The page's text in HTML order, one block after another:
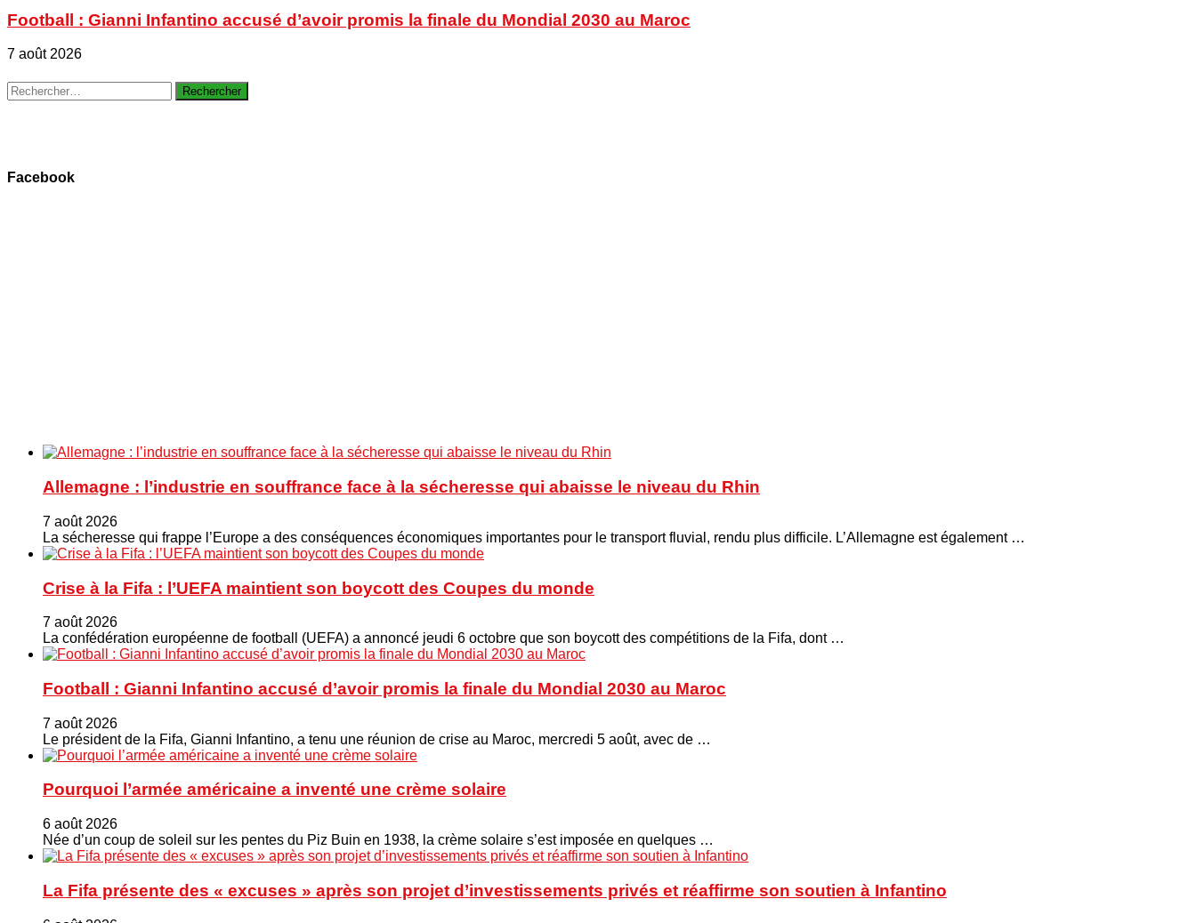
Football : Gianni Infantino accusé d’avoir promis la finale du Mondial 2030 au Maroc
7 août 2026
Rechercher :
Facebook
Allemagne : l’industrie en souffrance face à la sécheresse qui abaisse le niveau du Rhin
7 août 2026
La sécheresse qui frappe l’Europe a des conséquences économiques importantes pour le transport fluvial, rendu plus difficile. L’Allemagne est également …
Crise à la Fifa : l’UEFA maintient son boycott des Coupes du monde
7 août 2026
La confédération européenne de football (UEFA) a annoncé jeudi 6 octobre que son boycott des compétitions de la Fifa, dont …
Football : Gianni Infantino accusé d’avoir promis la finale du Mondial 2030 au Maroc
7 août 2026
Le président de la Fifa, Gianni Infantino, a tenu une réunion de crise au Maroc, mercredi 5 août, avec de …
Pourquoi l’armée américaine a inventé une crème solaire
6 août 2026
Née d’un coup de soleil sur les pentes du Piz Buin en 1938, la crème solaire s’est imposée en quelques …
La Fifa présente des « excuses » après son projet d’investissements privés et réaffirme son soutien à Infantino